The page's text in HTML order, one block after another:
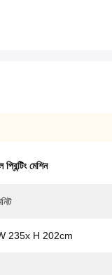
মেশিন
235x H 202cm